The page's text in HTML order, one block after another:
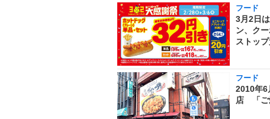
フード
3月2日
ン、ク
ストッ
フード
2010年6
店 「ご